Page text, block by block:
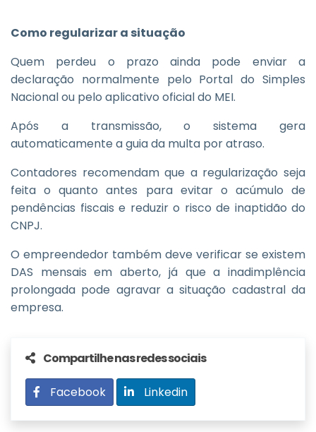
Como regularizar a situação
Quem perdeu o prazo ainda pode enviar a
declaração normalmente pelo Portal do Simples
Nacional ou pelo aplicativo oficial do MEI.
Após a transmissão, o sistema gera
automaticamente a guia da multa por atraso.
Contadores recomendam que a regularização seja
feita o quanto antes para evitar o acúmulo de
pendências fiscais e reduzir o risco de inaptidão do
CNPJ.
O empreendedor também deve verificar se existem
DAS mensais em aberto, já que a inadimplência
prolongada pode agravar a situação cadastral da
empresa.
Compartilhe nas redes sociais
Facebook Linkedin